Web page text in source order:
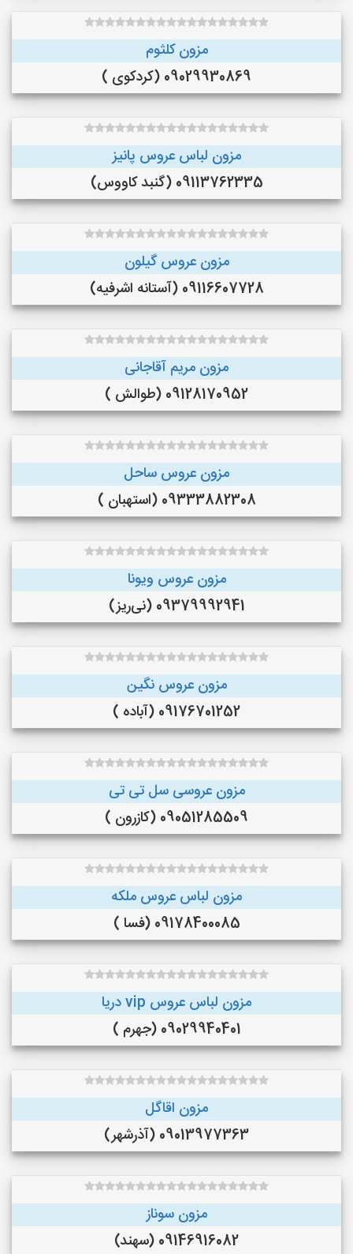
مزون کلثوم
09029930869 (کردکوی )
مزون لباس عروس پانیز
09113762335 (گنبد کاووس)
مزون عروس گیلون
09116607728 (آستانه اشرفیه)
مزون مریم آقاجانی
09128170952 (طوالش )
مزون عروس ساحل
09333882308 (استهبان )
مزون عروس ویونا
09379992941 (نی‌ریز)
مزون عروس نگین
09176701252 (آباده )
مزون عروسی سل تی تی
09051285509 (کازرون )
مزون لباس عروس ملکه
09178400085 (فسا )
مزون لباس عروس vip دریا
09029940401 (جهرم )
مزون اقاگل
09013977363 (آذرشهر)
مزون سوناز
09146916082 (سهند)